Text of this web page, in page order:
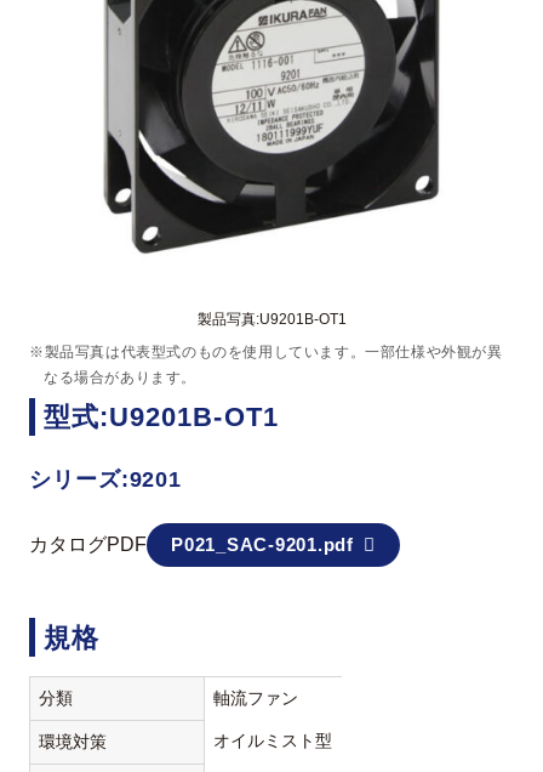
製品写真:U9201B-OT1
※製品写真は代表型式のものを使用しています。一部仕様や外観が異
なる場合があります。
型式:U9201B-OT1
シリーズ:9201
カタログPDF P021_SAC-9201.pdf
規格
分類 軸流ファン
環境対策 オイルミスト型